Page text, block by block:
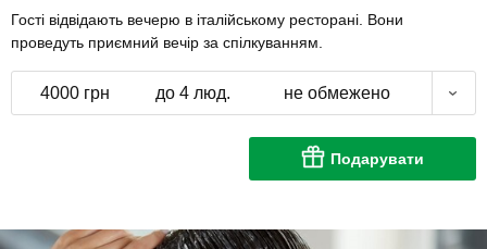
Гості відвідають вечерю в італійському ресторані. Вони
проведуть приємний вечір за спілкуванням.
4000 грн до 4 люд. не обмежено
Подарувати